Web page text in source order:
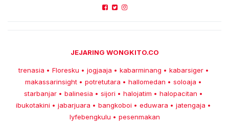
JEJARING WONGKITO.CO
trenasia • Floresku • jogjaaja • kabarminang • kabarsiger •
makassarinsight • potretutara • hallomedan • soloaja •
starbanjar • balinesia • sijori • halojatim • halopacitan •
ibukotakini • jabarjuara • bangkoboi • eduwara • jatengaja •
lyfebengkulu • pesenmakan